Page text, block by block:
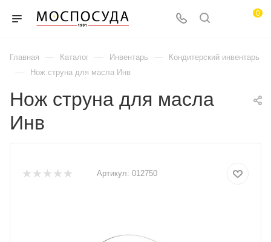
0
Главная — Каталог — Инвентарь — Кондитерский инвентарь
— Нож струна для масла Инв
Нож струна для масла
Инв
Артикул: 012750